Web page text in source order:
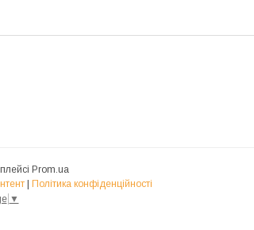
Prom.ua
| Політика конфіденційності
▼